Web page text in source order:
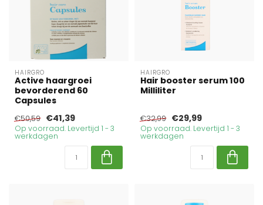
HAIRGRO
Active haargroei
bevorderend 60
Capsules
€50,59 €41,39
Op voorraad. Levertijd 1 - 3
werkdagen
HAIRGRO
Hair booster serum 100
Milliliter
€32,99 €29,99
Op voorraad. Levertijd 1 - 3
werkdagen